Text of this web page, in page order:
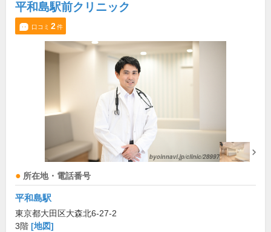
平和島駅前クリニック
口コミ 2件
所在地・電話番号
平和島駅
東京都大田区大森北6-27-2
3階 [地図]